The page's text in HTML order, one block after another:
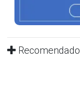
Recomendado